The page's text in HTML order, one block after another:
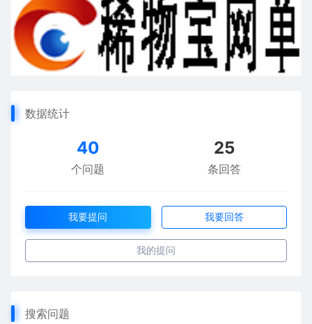
数据统计
40
个问题
25
条回答
我要提问 我要回答
我的提问
搜索问题